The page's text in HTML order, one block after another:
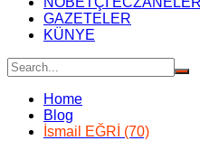
GAZETELER
KÜNYE
Home
Blog
İsmail EĞRİ (70)